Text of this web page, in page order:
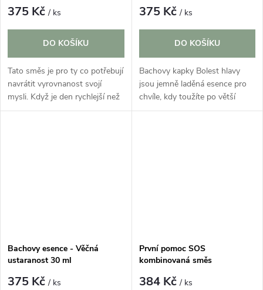
375 Kč/ ks
DO KOŠÍKU
Tato směs je pro ty co potřebují
navrátit vyrovnanost svojí
mysli. Když je den rychlejší než
vy, hodí se mít po ruce
375 Kč/ ks
DO KOŠÍKU
Bachovy kapky Bolest hlavy
jsou jemně laděná esence pro
chvíle, kdy toužíte po větší
lehkosti a vnitřní pohodě. Jejich
Bachovy esence - Věčná
ustaranost 30 ml
375 Kč/ ks
První pomoc SOS
kombinovaná směs
384 Kč/ ks